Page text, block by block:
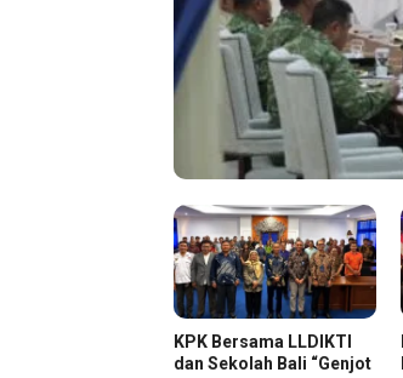
KPK Bersama LLDIKTI
dan Sekolah Bali “Genjot